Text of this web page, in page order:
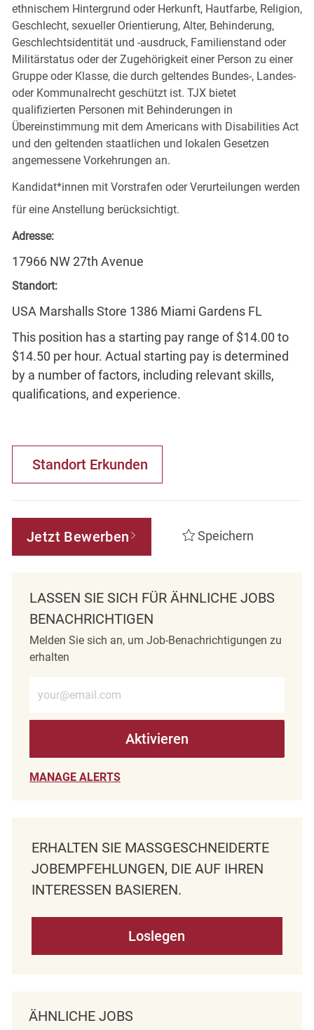
ethnischem Hintergrund oder Herkunft, Hautfarbe, Religion,
Geschlecht, sexueller Orientierung, Alter, Behinderung,
Geschlechtsidentität und -ausdruck, Familienstand oder
Militärstatus oder der Zugehörigkeit einer Person zu einer
Gruppe oder Klasse, die durch geltendes Bundes-, Landes-
oder Kommunalrecht geschützt ist. TJX bietet
qualifizierten Personen mit Behinderungen in
Übereinstimmung mit dem Americans with Disabilities Act
und den geltenden staatlichen und lokalen Gesetzen
angemessene Vorkehrungen an.
Kandidat*innen mit Vorstrafen oder Verurteilungen werden
für eine Anstellung berücksichtigt.
Adresse:
17966 NW 27th Avenue
Standort:
USA Marshalls Store 1386 Miami Gardens FL
This position has a starting pay range of $14.00 to
$14.50 per hour. Actual starting pay is determined
by a number of factors, including relevant skills,
qualifications, and experience.
Standort Erkunden
Jetzt Bewerben Speichern
LASSEN SIE SICH FÜR ÄHNLICHE JOBS
BENACHRICHTIGEN
Melden Sie sich an, um Job-Benachrichtigungen zu
erhalten
Aktivieren
MANAGE ALERTS
ERHALTEN SIE MASSGESCHNEIDERTE J
OBEMPFEHLUNGEN, DIE AUF IHREN I
NTERESSEN BASIEREN.
Loslegen
ÄHNLICHE JOBS